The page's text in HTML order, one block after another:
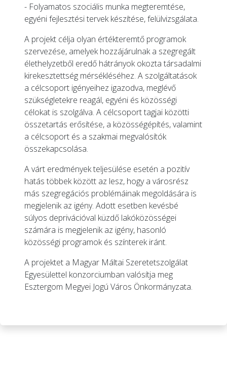
- Folyamatos szociális munka megteremtése,
egyéni fejlesztési tervek készítése, felülvizsgálata.
A projekt célja olyan értékteremtő programok
szervezése, amelyek hozzájárulnak a szegregált
élethelyzetből eredő hátrányok okozta társadalmi
kirekesztettség mérsékléséhez. A szolgáltatások
a célcsoport igényeihez igazodva, meglévő
szükségletekre reagál, egyéni és közösségi
célokat is szolgálva. A célcsoport tagjai közötti
összetartás erősítése, a közösségépítés, valamint
a célcsoport és a szakmai megvalósítók
összekapcsolása.
A várt eredmények teljesülése esetén a pozitív
hatás többek között az lesz, hogy a városrész
más szegregációs problémáinak megoldására is
megjelenik az igény. Adott esetben kevésbé
súlyos deprivációval küzdő lakóközösségei
számára is megjelenik az igény, hasonló
közösségi programok és színterek iránt.
A projektet a Magyar Máltai Szeretetszolgálat
Egyesülettel konzorciumban valósítja meg
Esztergom Megyei Jogú Város Önkormányzata.